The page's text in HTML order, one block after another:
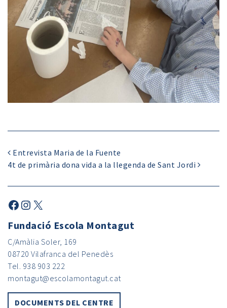
Entrevista Maria de la Fuente
4t de primària dona vida a la llegenda de Sant Jordi
Fundació Escola Montagut
C/Amàlia Soler, 169
08720 Vilafranca del Penedès
Tel. 938 903 222
montagut@escolamontagut.cat
DOCUMENTS DEL CENTRE